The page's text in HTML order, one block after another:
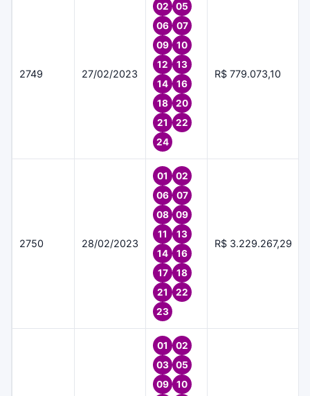
2749 27/02/2023
02
05
06
07
09
10
12
13
14
16
18
20
21
22
24
R$ 779.073,10
2750 28/02/2023
01
02
06
07
08
09
11
13
14
16
17
18
21
22
23
R$ 3.229.267,29
01
02
03
05
09
10